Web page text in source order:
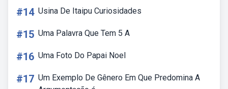
#14 Usina De Itaipu Curiosidades
#15 Uma Palavra Que Tem 5 A
#16 Uma Foto Do Papai Noel
#17 Um Exemplo De Gênero Em Que Predomina A